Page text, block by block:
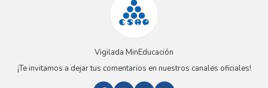
Vigilada MinEducación
¡Te invitamos a dejar tus comentarios en nuestros canales oficiales!